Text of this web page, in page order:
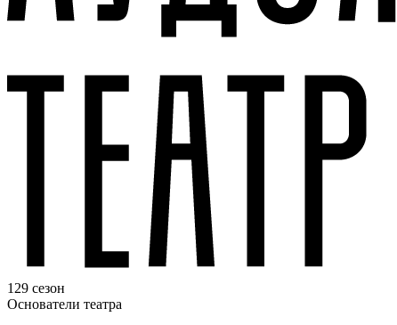
129 сезон
Основатели театра